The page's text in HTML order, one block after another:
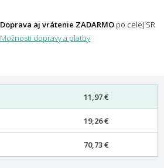
Doprava aj vrátenie ZADARMO po celej SR
Možnosti dopravy a platby
11,97 €
19,26 €
70,73 €